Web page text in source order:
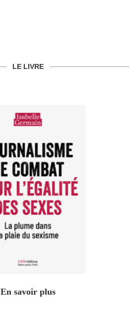
LE LIVRE
En savoir plus